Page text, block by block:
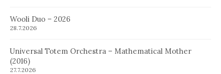
Wooli Duo – 2026
28.7.2026
Universal Totem Orchestra – Mathematical Mother
(2016)
27.7.2026